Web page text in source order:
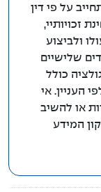
על פי דין
זכויותיי,
ולביצוע
שלישיים
כולל
העניין. אי
או להשיב
המידע